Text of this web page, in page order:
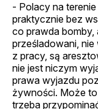
- Polacy na
praktycznie bez
co prawda bomby,
prześladowani, nie
z pracy, są
nie jest niczym
prawa wyjazdu
żywności. Może
trzeba